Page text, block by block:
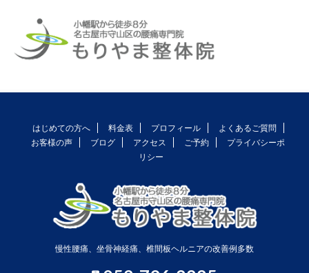
はじめての方へ 料金表 プロフィール
よくあるご質問
お客様の声
ブログ アクセス ご予約
プライバシーポ
リシー
慢性腰痛、坐骨神経痛、椎間板ヘルニアの改善例多数